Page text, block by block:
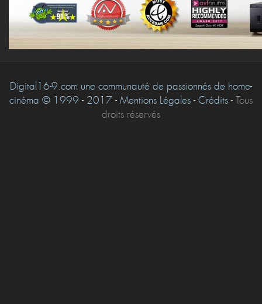
Digital16-9.com une communauté de passionnés de home-
cinéma © 1999 - 2017 - Mentions Légales - Crédits -Tous
droits réservés